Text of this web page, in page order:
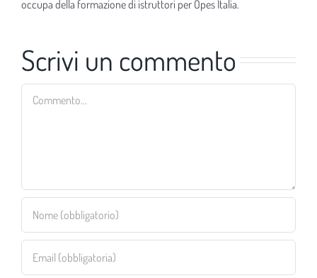
occupa della formazione di istruttori per Opes Italia.
Scrivi un commento
Commento